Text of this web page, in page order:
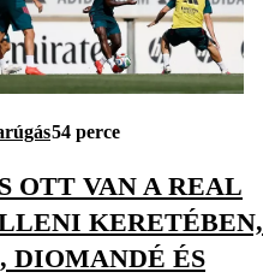
54 perce
OTT VAN A REAL
KERETÉBEN,
DIOMANDÉ ÉS